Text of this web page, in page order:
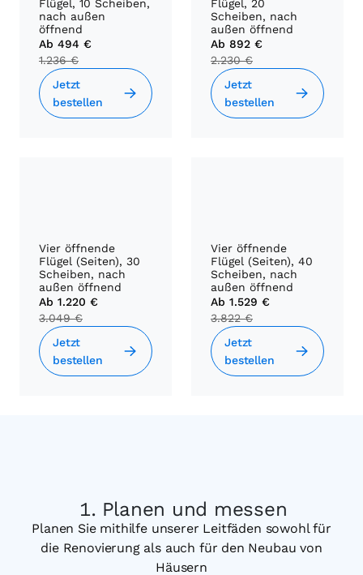
Flügel, 10 Scheiben,
nach außen
öffnend
Ab 494 €
1.236 €
Jetzt
bestellen
Flügel, 20
Scheiben, nach
außen öffnend
Ab 892 €
2.230 €
Jetzt
bestellen
Vier öffnende
Flügel (Seiten), 30
Scheiben, nach
außen öffnend
Ab 1.220 €
3.049 €
Jetzt
bestellen
Vier öffnende
Flügel (Seiten), 40
Scheiben, nach
außen öffnend
Ab 1.529 €
3.822 €
Jetzt
bestellen
Planen und messen
Planen Sie mithilfe unserer Leitfäden sowohl für
die Renovierung als auch für den Neubau von
Häusern